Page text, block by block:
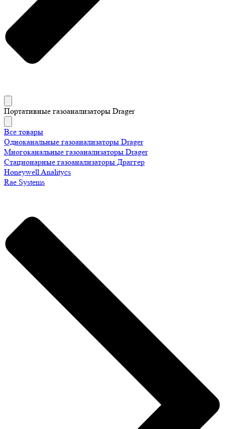
Портативные газоанализаторы Drager
Все товары
Одноканальные газоанализаторы Drager
Многоканальные газоанализаторы Drager
Стационарные газоанализаторы Драггер
Honeywell Analitycs
Rae Systems